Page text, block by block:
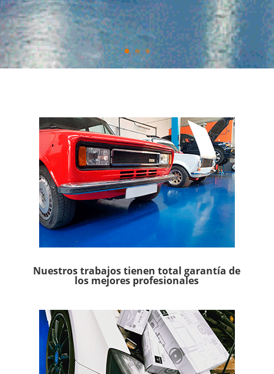
Nuestros trabajos tienen total garantía de
los mejores profesionales